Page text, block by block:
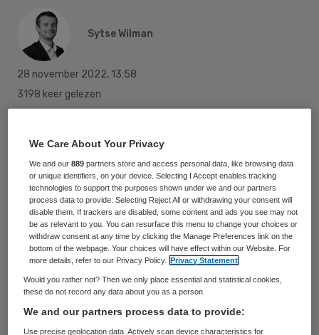
Sytse Wilman
28 november 2022, 13:58
3198 keer gelezen
de raad van bestuur van het Spaarne
Gasthuis. Aarts is nu nog
bestuursvoorzitter van het Zaans Medisch
Centrum.
Tijdens een naar eigen zeggen
“enerverende zoektocht” heeft de raad van
toezicht (rvt) van het Spaarne Gasthuis
Leon Aarts benaderd. De bestuurder hapte
We Care About Your Privacy
We and our889 partners store and access personal data, like browsing data
or unique identifiers, on your device. Selecting I Accept enables tracking
technologies to support the purposes shown under we and our partners
process data to provide. Selecting Reject All or withdrawing your consent will
disable them. If trackers are disabled, some content and ads you see may not
be as relevant to you. You can resurface this menu to change your choices or
withdraw consent at any time by clicking the Manage Preferences link on the
bottom of the webpage. Your choices will have effect within our Website. For
more details, refer to our Privacy Policy.
Privacy Statement
Would you rather not? Then we only place essential and statistical cookies,
these do not record any data about you as a person
We and our partners process data to provide:
Use precise geolocation data. Actively scan device characteristics for